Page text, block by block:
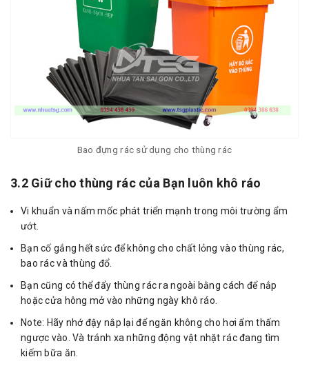
Bao đựng rác sử dụng cho thùng rác
3.2 Giữ cho thùng rác của Bạn luôn khô ráo
Vi khuẩn và nấm mốc phát triển mạnh trong môi trường ẩm
ướt.
Bạn cố gắng hết sức để không cho chất lỏng vào thùng rác,
bao rác và thùng đổ.
Bạn cũng có thể đẩy thùng rác ra ngoài bằng cách để nắp
hoặc cửa hông mở vào những ngày khô ráo.
Note: Hãy nhớ đậy nắp lại để ngăn không cho hơi ẩm thấm
ngược vào. Và tránh xa những động vật nhặt rác đang tìm
kiếm bữa ăn.